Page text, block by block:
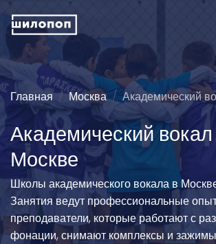
Главная Москва Академический
Академический
Москве
Школы академического вокала в
Занятия ведут профессиональные
преподаватели, которые работают с
фонации, снимают комплексы и